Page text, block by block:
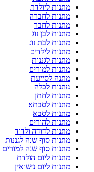
מתנות ליולדת
מתנות לחברה
מתנות לחבר
מתנות לבן זוג
מתנות לבת זוג
מתנות לילדים
מתנות לגננות
מתנות למורים
מתנה לסייעת
מתנות לכלה
מתנות לחתן
מתנות לסבתא
מתנות לסבא
מתנות להורים
מתנות לדודה ולדוד
מתנות סוף שנה לגננות
מתנות סוף שנה למורים
מתנות ליום הולדת
מתנות ליום נישואין